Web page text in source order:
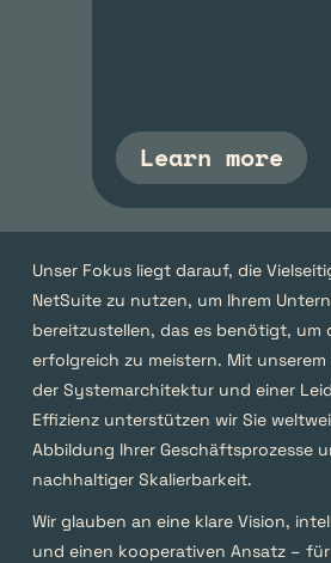
Learn more
Unser Fokus liegt darauf, die
NetSuite zu nutzen, um Ihrem
bereitzustellen, das es benötigt, um
erfolgreich zu meistern. Mit
der Systemarchitektur und einer
Effizienz unterstützen wir Sie
Abbildung Ihrer Geschäftsprozesse
nachhaltiger Skalierbarkeit.
Wir glauben an eine klare Vision,
und einen kooperativen Ansatz –